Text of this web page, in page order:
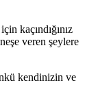
kaçındığınız
veren şeylere
kendinizin ve